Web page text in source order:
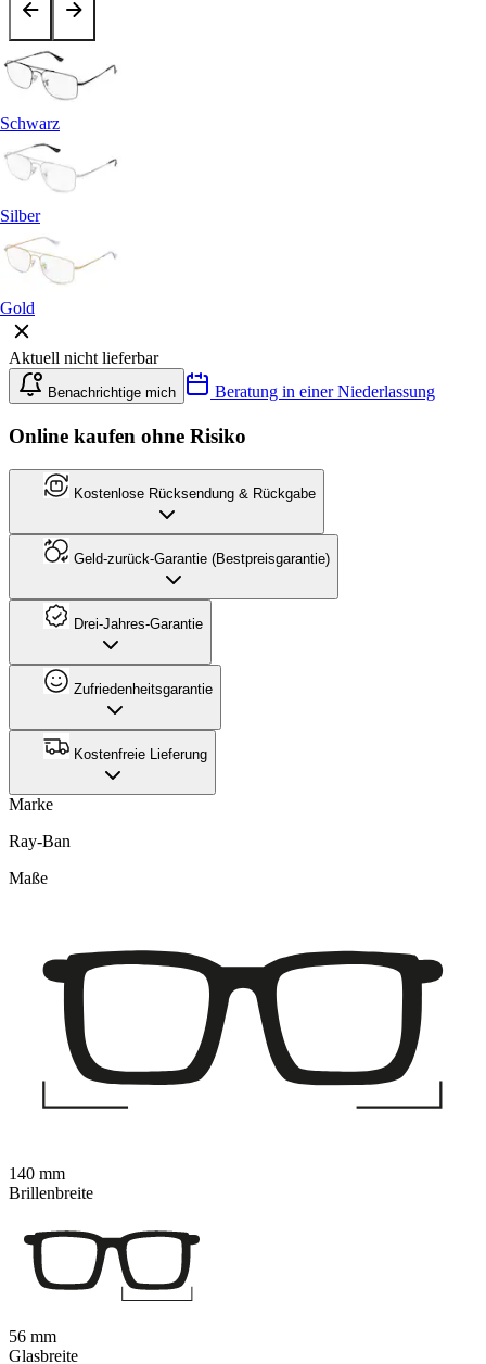
Schwarz
Silber
Gold
Aktuell nicht lieferbar
Benachrichtige mich Beratung in einer Niederlassung
Online kaufen ohne Risiko
Kostenlose Rücksendung & Rückgabe
Geld-zurück-Garantie (Bestpreisgarantie)
Drei-Jahres-Garantie
Zufriedenheitsgarantie
Kostenfreie Lieferung
Marke
Ray-Ban
Maße
140 mm
Brillenbreite
56 mm
Glasbreite